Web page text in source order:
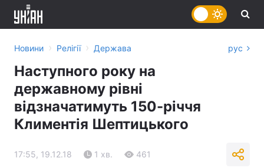
Новини › Релігії › Держава рус
Наступного року на
державному рівні
відзначатимуть 150-річчя
Климентія Шептицького
17:55, 19.12.18 1 хв. 461